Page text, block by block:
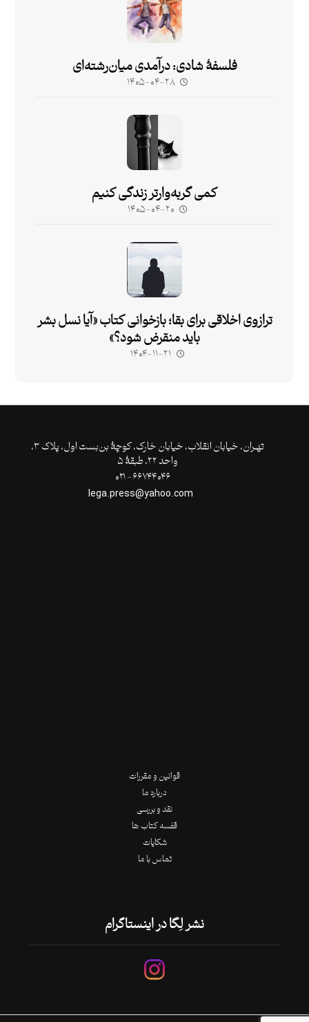
فلسفۀ شادی: درآمدی میان‌رشته‌ای
۱۴۰۵-۰۴-۲۸
کمی گربه‌وارتر زندگی کنیم
۱۴۰۵-۰۴-۲۰
ترازوی اخلاقی برای بقا؛ بازخوانی کتاب «آیا نسل بشر
باید منقرض شود؟»
۱۴۰۴-۱۱-۲۱
تهـران،‌ خیابان انقلاب، خیابان خارک، کوچۀ بن‌بست اول، پلاک ۳،
واحد ۲۲، طبقۀ ۵
قوانین و مقررات
درباره ما
نقد و بررسی
قفسه کتاب ها
شکایات
تماس با ما
نشر لِگا در اینستاگرام